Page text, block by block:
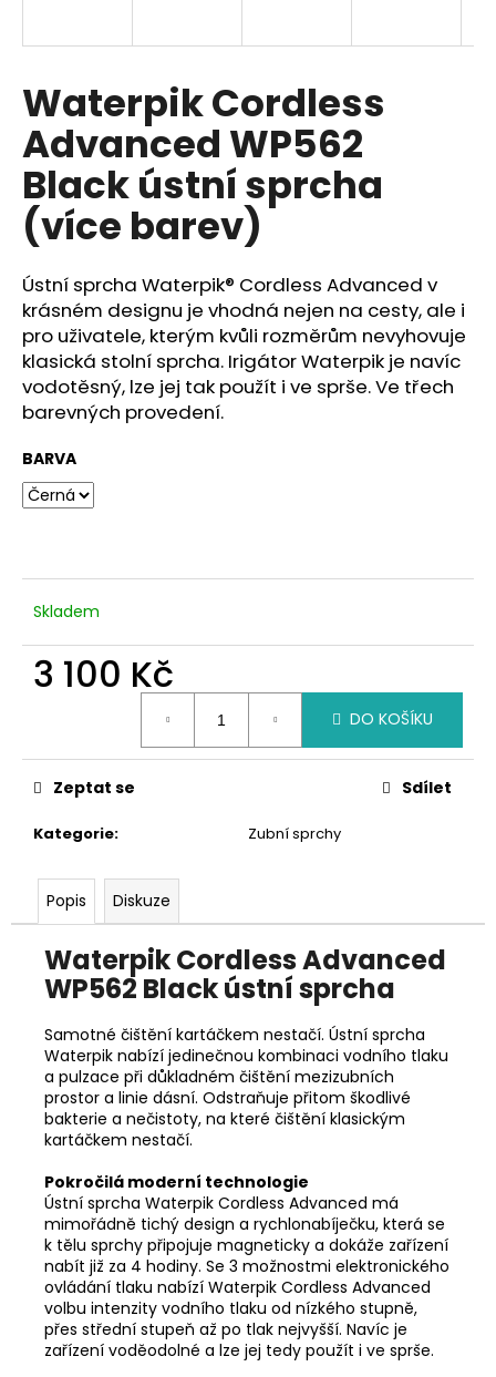
Waterpik Cordless
Advanced WP562
Black ústní sprcha
(více barev)
Ústní sprcha Waterpik® Cordless Advanced v
krásném designu je vhodná nejen na cesty, ale i
pro uživatele, kterým kvůli rozměrům nevyhovuje
klasická stolní sprcha. Irigátor Waterpik je navíc
vodotěsný, lze jej tak použít i ve sprše. Ve třech
barevných provedení.
BARVA
Skladem
3 100 Kč
DO KOŠÍKU
Kategorie: Zubní sprchy
Zeptat se Sdílet
Popis Diskuze
Waterpik Cordless Advanced
WP562 Black ústní sprcha
Samotné čištění kartáčkem nestačí. Ústní sprcha
Waterpik nabízí jedinečnou kombinaci vodního tlaku
a pulzace při důkladném čištění mezizubních
prostor a linie dásní. Odstraňuje přitom škodlivé
bakterie a nečistoty, na které čištění klasickým
kartáčkem nestačí.
Pokročilá moderní technologie
Ústní sprcha Waterpik Cordless Advanced má
mimořádně tichý design a rychlonabíječku, která se
k tělu sprchy připojuje magneticky a dokáže zařízení
nabít již za 4 hodiny. Se 3 možnostmi elektronického
ovládání tlaku nabízí Waterpik Cordless Advanced
volbu intenzity vodního tlaku od nízkého stupně,
přes střední stupeň až po tlak nejvyšší. Navíc je
zařízení voděodolné a lze jej tedy použít i ve sprše.
j
í
t
?
D
o
p
o
r
u
č
e
m
e